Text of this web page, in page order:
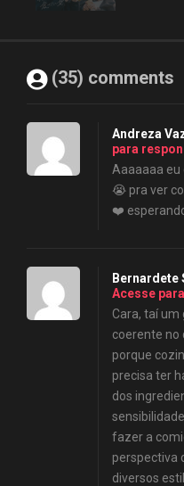
(35) comments
Andreza
para
Aaaaaaa
😭 pra ver
❤️
Bernardete
Acesse
Cara, taí um
coerente no
porque
precisa ter
dos
fazer a
perspectiva
diversos